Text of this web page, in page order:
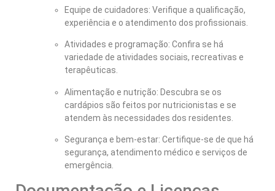
Equipe de cuidadores: Verifique a qualificação,
experiência e o atendimento dos profissionais.
Atividades e programação: Confira se há
variedade de atividades sociais, recreativas e
terapêuticas.
Alimentação e nutrição: Descubra se os
cardápios são feitos por nutricionistas e se
atendem às necessidades dos residentes.
Segurança e bem-estar: Certifique-se de que há
segurança, atendimento médico e serviços de
emergência.